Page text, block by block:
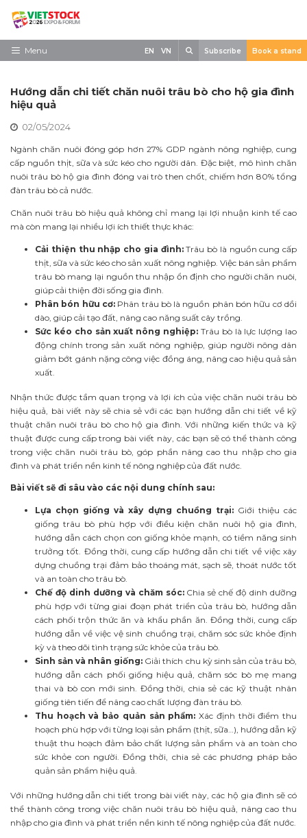
Skip
contentMenu
Về triển lãm
Trưng Bày
Tham Quan
Tin tức
Liên Hệ
EN VN Subscribe Book a stand
Hướng dẫn chi tiết chăn nuôi trâu bò cho hộ gia đình
hiệu quả
02/05/2024
Ngành chăn nuôi đóng góp hơn 27% GDP ngành nông nghiệp, cung
cấp nguồn thịt, sữa và sức kéo cho người dân. Đặc biệt, mô hình chăn
nuôi trâu bò hộ gia đình đóng vai trò then chốt, chiếm hơn 80% tổng
đàn trâu bò cả nước.
Chăn nuôi trâu bò hiệu quả không chỉ mang lại lợi nhuận kinh tế cao
mà còn mang lại nhiều lợi ích thiết thực khác:
Cải thiện thu nhập cho gia đình:Trâu bò là nguồn cung cấp
thịt, sữa và sức kéo cho sản xuất nông nghiệp. Việc bán sản phẩm
trâu bò mang lại nguồn thu nhập ổn định cho người chăn nuôi,
giúp cải thiện đời sống gia đình.
Phân bón hữu cơ:Phân trâu bò là nguồn phân bón hữu cơ dồi
dào, giúp cải tạo đất, nâng cao năng suất cây trồng.
Sức kéo cho sản xuất nông nghiệp: Trâu bò là lực lượng lao
động chính trong sản xuất nông nghiệp, giúp người nông dân
giảm bớt gánh nặng công việc đồng áng, nâng cao hiệu quả sản
xuất.
Nhận thức được tầm quan trọng và lợi ích của việc chăn nuôi trâu bò
hiệu quả, bài viết này sẽ chia sẻ với các bạn hướng dẫn chi tiết về kỹ
thuật chăn nuôi trâu bò cho hộ gia đình. Với những kiến thức và kỹ
thuật được cung cấp trong bài viết này, các bạn sẽ có thể thành công
trong việc chăn nuôi trâu bò, góp phần nâng cao thu nhập cho gia
đình và phát triển nền kinh tế nông nghiệp của đất nước.
Bài viết sẽ đi sâu vào các nội dung chính sau:
Lựa chọn giống và xây dựng chuồng trại:Giới thiệu các
giống trâu bò phù hợp với điều kiện chăn nuôi hộ gia đình,
hướng dẫn cách chọn con giống khỏe mạnh, có tiềm năng sinh
trưởng tốt. Đồng thời, cung cấp hướng dẫn chi tiết về việc xây
dựng chuồng trại đảm bảo thoáng mát, sạch sẽ, thoát nước tốt
và an toàn cho trâu bò.
Chế độ dinh dưỡng và chăm sóc:Chia sẻ chế độ dinh dưỡng
phù hợp với từng giai đoạn phát triển của trâu bò, hướng dẫn
cách phối trộn thức ăn và khẩu phần ăn. Đồng thời, cung cấp
hướng dẫn về việc vệ sinh chuồng trại, chăm sóc sức khỏe định
kỳ và theo dõi tình trạng sức khỏe của trâu bò.
Sinh sản và nhân giống: Giải thích chu kỳ sinh sản của trâu bò,
hướng dẫn cách phối giống hiệu quả, chăm sóc bò mẹ mang
thai và bò con mới sinh. Đồng thời, chia sẻ các kỹ thuật nhân
giống tiên tiến để nâng cao chất lượng đàn trâu bò.
Thu hoạch và bảo quản sản phẩm: Xác định thời điểm thu
hoạch phù hợp với từng loại sản phẩm (thịt, sữa…), hướng dẫn kỹ
thuật thu hoạch đảm bảo chất lượng sản phẩm và an toàn cho
sức khỏe con người. Đồng thời, chia sẻ các phương pháp bảo
quản sản phẩm hiệu quả.
Với những hướng dẫn chi tiết trong bài viết này, các hộ gia đình sẽ có
thể thành công trong việc chăn nuôi trâu bò hiệu quả, nâng cao thu
nhập cho gia đình và phát triển nền kinh tế nông nghiệp của đất nước.